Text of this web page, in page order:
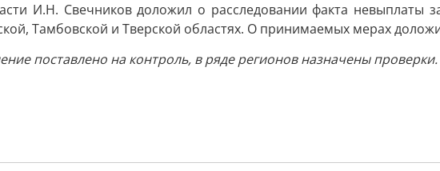
И.Н. Свечников доложил о расследовании факта невыплаты
Тамбовской и Тверской областях. О принимаемых мерах
поставлено на контроль, в ряде регионов назначены проверки.